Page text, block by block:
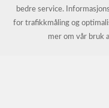
© JL Trading
bedre service.
for trafikkmåling og
mer om vår bruk